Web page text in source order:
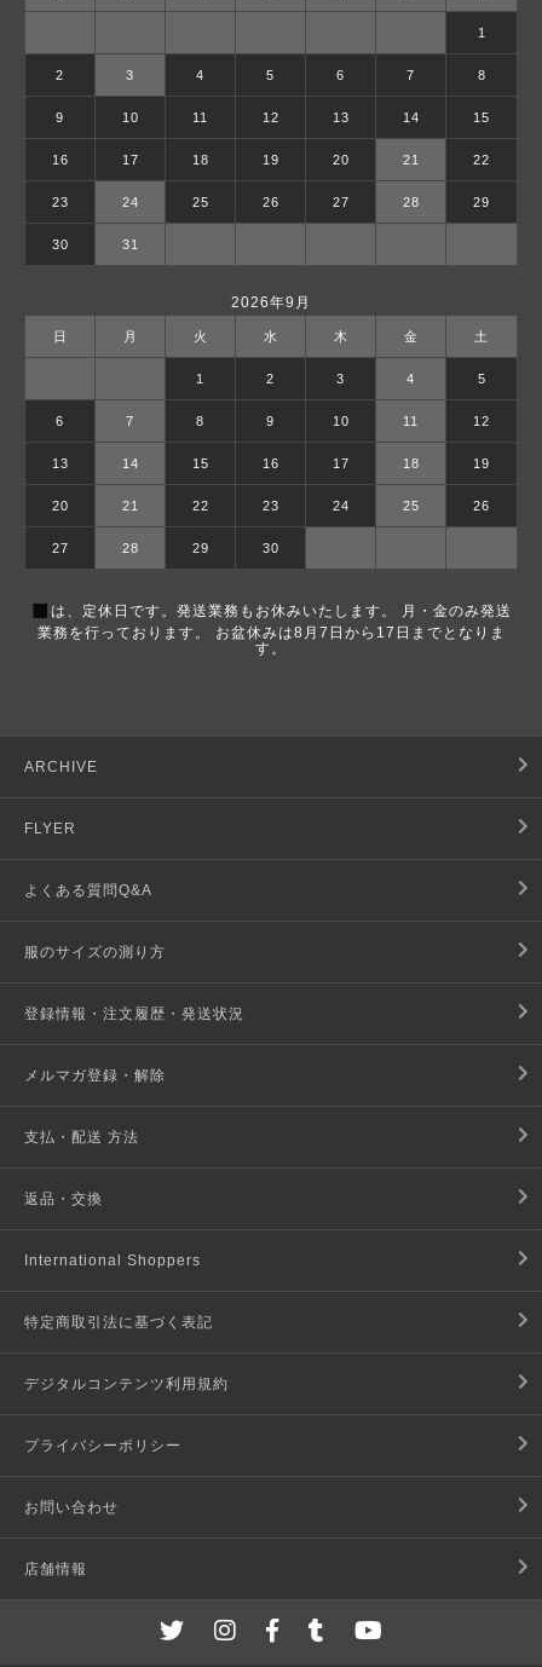
1
2 3 4 5 6 7 8
9 10 11 12 13 14 15
16 17 18 19 20 21 22
23 24 25 26 27 28 29
30 31
2026年9月
日 月 火 水 木 金 土
1 2 3 4 5
6 7 8 9 10 11 12
13 14 15 16 17 18 19
20 21 22 23 24 25 26
27 28 29 30
■ は、定休日です。発送業務もお休みいたします。 月・金のみ発送
業務を行っております。 お盆休みは8月7日から17日までとなりま
す。
ARCHIVE
FLYER
よくある質問Q&A
服のサイズの測り方
登録情報・注文履歴・発送状況
メルマガ登録・解除
支払・配送 方法
返品・交換
International Shoppers
特定商取引法に基づく表記
デジタルコンテンツ利用規約
プライバシーポリシー
お問い合わせ
店舗情報